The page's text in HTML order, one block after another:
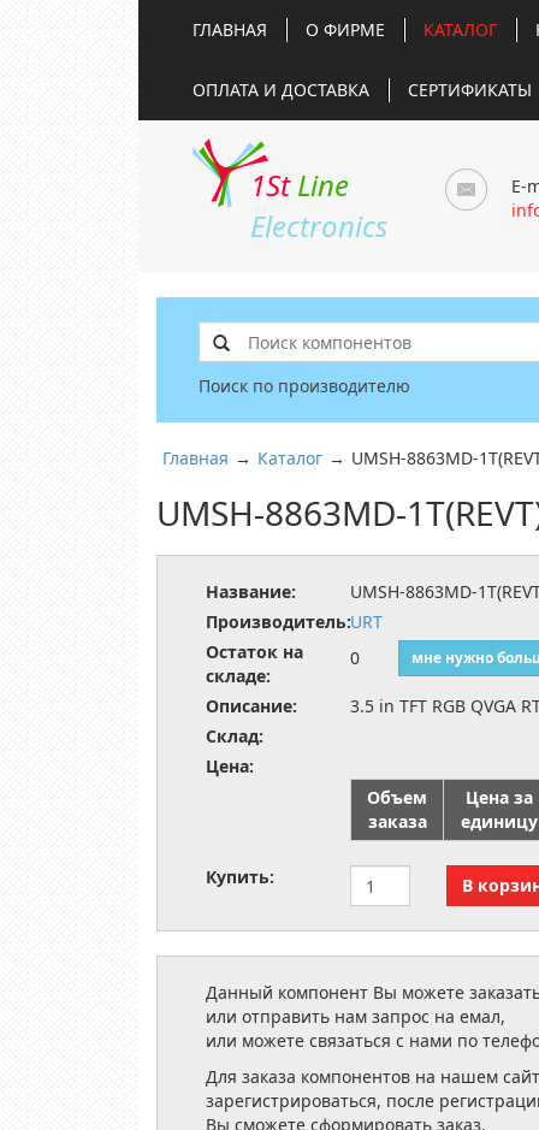
ГЛАВНАЯ О ФИРМЕ КАТАЛОГ
ОПЛАТА И ДОСТАВКА СЕРТИФИКАТЫ
1St Line
Electronics
E-
Поиск по производителю
Главная → Каталог → UMSH-8863MD-
UMSH-8863MD-
Название:
UMSH-8863MD-
Производитель:URT
Остаток на
складе:
0 мне нужно
Описание:
3.5 in TFT RGB QVGA
Склад:
Цена:
Объем
заказа
Цена за
единицу
Купить:
Данный компонент Вы можете
или отправить нам запрос на емал,
или можете связаться с нами по
Для заказа компонентов на нашем
зарегистрироваться, после
Вы сможете сформировать заказ.